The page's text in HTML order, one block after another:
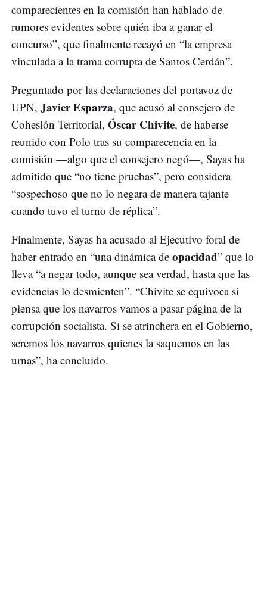
comparecientes en la comisión han hablado de
rumores evidentes sobre quién iba a ganar el
concurso”, que finalmente recayó en “la empresa
vinculada a la trama corrupta de Santos Cerdán”.
Preguntado por las declaraciones del portavoz de
UPN, Javier Esparza, que acusó al consejero de
Cohesión Territorial, Óscar Chivite, de haberse
reunido con Polo tras su comparecencia en la
comisión —algo que el consejero negó—, Sayas ha
admitido que “no tiene pruebas”, pero considera
“sospechoso que no lo negara de manera tajante
cuando tuvo el turno de réplica”.
Finalmente, Sayas ha acusado al Ejecutivo foral de
haber entrado en “una dinámica de opacidad” que lo
lleva “a negar todo, aunque sea verdad, hasta que las
evidencias lo desmienten”. “Chivite se equivoca si
piensa que los navarros vamos a pasar página de la
corrupción socialista. Si se atrinchera en el Gobierno,
seremos los navarros quienes la saquemos en las
urnas”, ha concluido.